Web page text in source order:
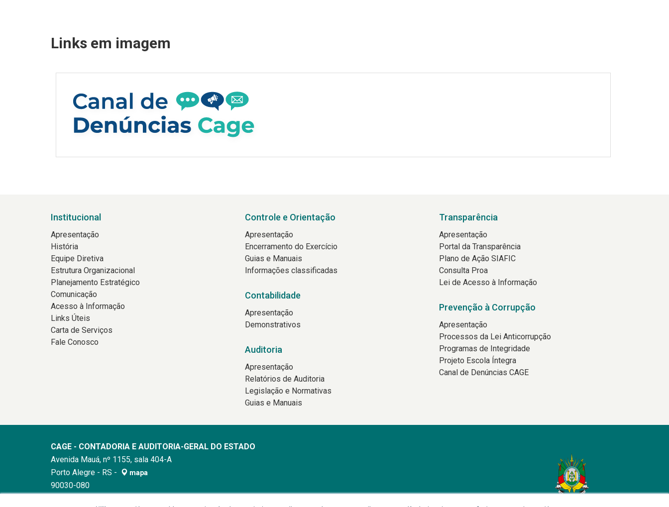
Links em imagem
Institucional
Apresentação
História
Equipe Diretiva
Estrutura Organizacional
Planejamento Estratégico
Comunicação
Acesso à Informação
Links Úteis
Carta de Serviços
Fale Conosco
Controle e Orientação
Apresentação
Encerramento do Exercício
Guias e Manuais
Informações classificadas
Contabilidade
Apresentação
Demonstrativos
Auditoria
Apresentação
Relatórios de Auditoria
Legislação e Normativas
Guias e Manuais
Transparência
Apresentação
Portal da Transparência
Plano de Ação SIAFIC
Consulta Proa
Lei de Acesso à Informação
Prevenção à Corrupção
Apresentação
Processos da Lei Anticorrupção
Programas de Integridade
Projeto Escola Íntegra
Canal de Denúncias CAGE
CAGE - CONTADORIA E AUDITORIA-GERAL DO ESTADO
Avenida Mauá, nº 1155, sala 404-A
Porto Alegre - RS -
mapa
90030-080
Horário de atendimento: 8h30min às 12h / 13h30min às 18h